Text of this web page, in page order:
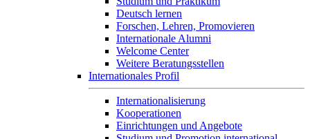
Deutsch lernen
Forschen, Lehren, Promovieren
Internationale Alumni
Welcome Center
Weitere Beratungsstellen
Internationales Profil
Internationalisierung
Kooperationen
Einrichtungen und Angebote